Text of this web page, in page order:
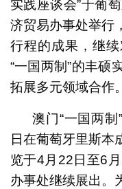
实践座谈会”于葡
济贸易办事处举行
行程的成果，继
“一国两制”的丰硕
拓展多元领域合作。
澳门“一国两
日在葡萄牙里斯本
览于4月22日至6
办事处继续展出。